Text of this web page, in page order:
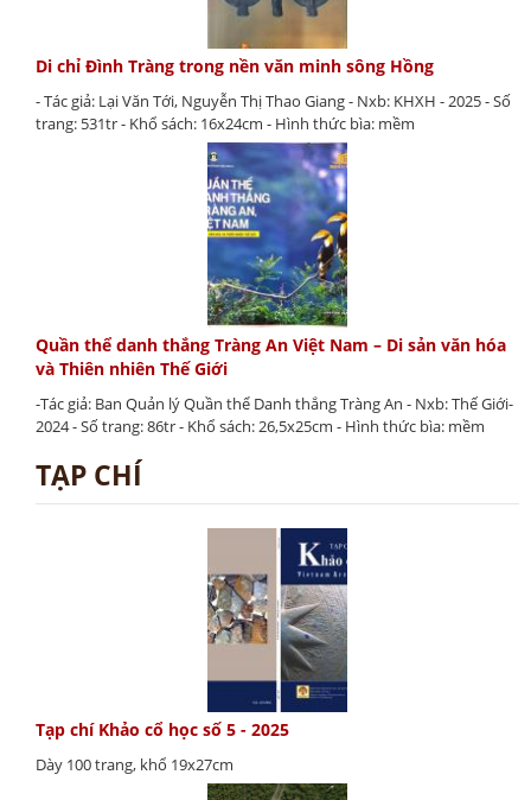
Di chỉ Đình Tràng trong nền văn minh sông Hồng
- Tác giả: Lại Văn Tới, Nguyễn Thị Thao Giang - Nxb: KHXH - 2025 - Số
trang: 531tr - Khổ sách: 16x24cm - Hình thức bìa: mềm
Quần thể danh thắng Tràng An Việt Nam – Di sản văn hóa
và Thiên nhiên Thế Giới
-Tác giả: Ban Quản lý Quần thể Danh thắng Tràng An - Nxb: Thế Giới-
2024 - Số trang: 86tr - Khổ sách: 26,5x25cm - Hình thức bìa: mềm
TẠP CHÍ
Tạp chí Khảo cổ học số 5 - 2025
Dày 100 trang, khổ 19x27cm